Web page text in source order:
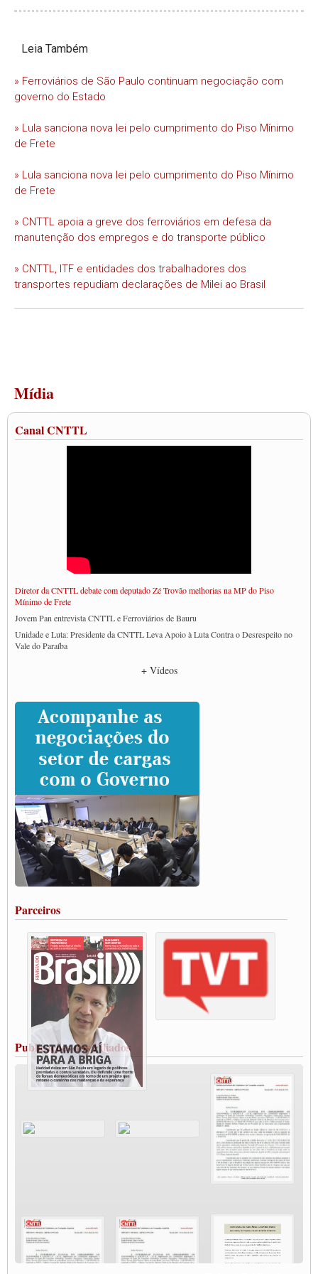
Leia Também
» Ferroviários de São Paulo continuam negociação com
governo do Estado
» Lula sanciona nova lei pelo cumprimento do Piso Mínimo
de Frete
» Lula sanciona nova lei pelo cumprimento do Piso Mínimo
de Frete
» CNTTL apoia a greve dos ferroviários em defesa da
manutenção dos empregos e do transporte público
» CNTTL, ITF e entidades dos trabalhadores dos
transportes repudiam declarações de Milei ao Brasil
Mídia
Canal CNTTL
Diretor da CNTTL debate com deputado Zé Trovão melhorias na MP do Piso
Mínimo de Frete
Jovem Pan entrevista CNTTL e Ferroviários de Bauru
Unidade e Luta: Presidente da CNTTL Leva Apoio à Luta Contra o Desrespeito no
Vale do Paraíba
CNTTL e entidades dos caminhoneiros conversam com governo Lula sobre pautas
Caminhoneiros prometem paralisação e cobram diálogo com Lula
CNTTL e lideranças de caminhoneiros participam de debate sobre saúde nas
rodovias
Paulinho e Litti debatem política global para transporte rodoviário de cargas na
SUTCRA no Uruguai
Grande Conquista da Categoria transporte de Cargas e Caminhoneiros Autonomos
ENCONTRO INTERNACIONAL EM APOIO A CLASSE TRABALHADORA
DO BRASIL E A ELEIÇÃO 2022
Carta às Brasileiras e aos Brasileiros em Defesa do Estado Democrático de Direito
Paulinho, presidente da CNTTL, faz balanço do 3º Congresso da CNTTL
Caminhoneiros aprovam greve a partir do 1º de novembro
Rodoviários de Feira Santana fazem Assembleia para avaliar proposta de reajuste
salarial
Vacina Já: Lockdown de 24 horas dos trabalhadores em transportes está mantido,
Condutores de Guarulhos farão greve sanitária nesta terça-feira (20)
Paralisação dos Caminhoneiros na #BR285, entrocamento que liga o Mercosul ao
Rio Grande
Caminhoneiros bloqueiam duas faixas na Castello Branco e fazem protesto
Modal-Live #13 Aumento da Violência Contra Mulher e o Adoecimento da Classe
Trabalhadora em Tempos de Pandemia
MODAL-LIVE#12 POLÍTICAS PÚBLICAS DE TRANSPORTE PARA A
CLASSE TRABALHADORA E ELEIÇÕES NA PANDEMIA
MODAL-LIVE#11 POLÍTICAS PÚBLICAS DE TRANSPORTE
JUVENTUDE DO TRANSPORTE: POR QUE DEVEMOS NOS ORGANIZAR?
Fabio Primo testa positivo para Coronavírus, mas está bem de saúde
Modal-Live#9 Quais são os direitos dos trabalhador@s que contraem a Covid-19 na
Participe da Campanha Fora Bolsonaro
CNTTL e FECOOTAC apoiam Campanha de testes de COVID-19 para
MODAL-LIVE#8 - Lideranças sindicais da CNTTL, CGTB e dos caminhoneiros
O PAPEL DA ITF E FUTAC NAS LUTAS, EMPREGO, DIREITOS EM
ESCALA GLOBAL E DA DEFESA DA VIDA
Modal-Live #6: Com participação especial do professor da Unisinos e Doutor em
Ciências da Comunicação da USP, Rafael Grohmann, que coordena uma pesquisa
+ Vídeos
Parceiros
Publicações dos Filiados